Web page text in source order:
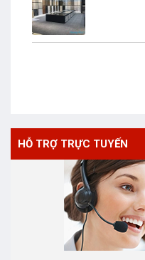
HỖ TRỢ TRỰC TUYẾN